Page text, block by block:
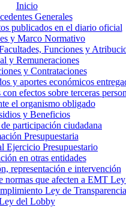
Inicio
Generales
publicados en el diario oficial
y Marco Normativo
Funciones y
y Remuneraciones
y Contrataciones
y aportes económicos
efectos sobre terceras
el organismo obligado
y Beneficios
participación ciudadana
Presupuestaria
Ejercicio Presupuestario
en otras entidades
representación e intervención
normas que afecten a EMT
Ley de Transparencia
del Lobby